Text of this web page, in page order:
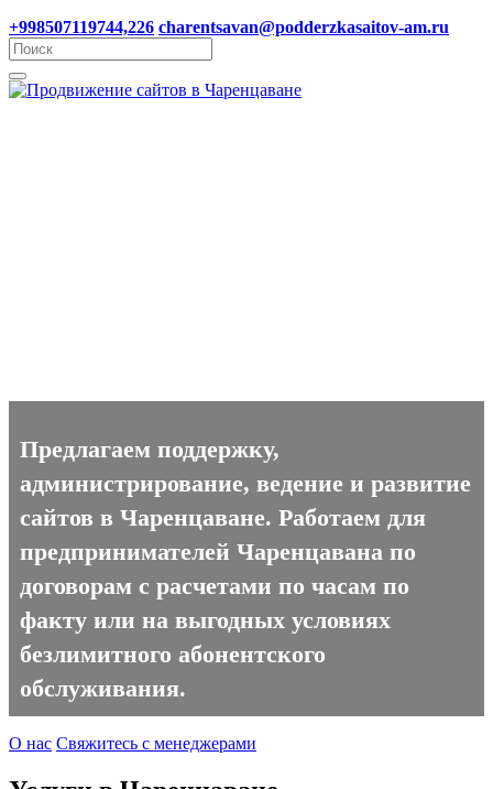
+998507119744,226 charentsavan@podderzkasaitov-am.ru
Предлагаем поддержку,
администрирование, ведение и развитие
сайтов в Чаренцаване. Работаем для
предпринимателей Чаренцавана по
договорам с расчетами по часам по
факту или на выгодных условиях
безлимитного абонентского
обслуживания.
О нас Свяжитесь с менеджерами